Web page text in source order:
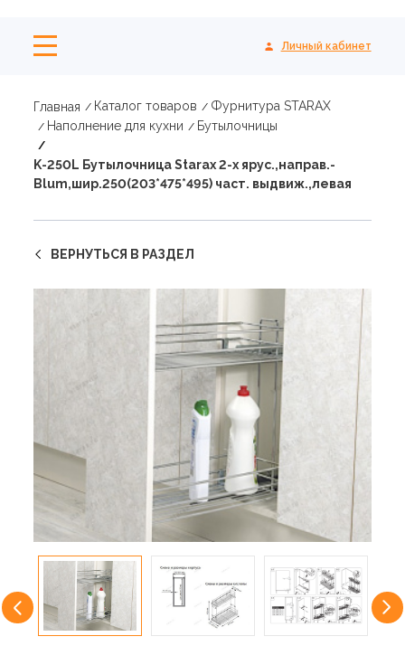
Личный кабинет
Главная Каталог товаров
Фурнитура STARAX
Наполнение для кухни
Бутылочницы
K-250L Бутылочница Starax 2-х ярус.,направ.-
Blum,шир.250(203*475*495) част. выдвиж.,левая
ВЕРНУТЬСЯ В РАЗДЕЛ